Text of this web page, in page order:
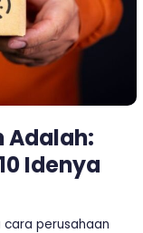
Adalah:
Idenya
perusahaan